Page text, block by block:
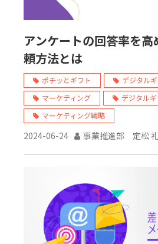
アンケートの回答率を
頼方法とは
ポチッとギフト
デジタル
マーケティング
デジタル
マーケティング戦略
2024-06-24 事業推進部 定松